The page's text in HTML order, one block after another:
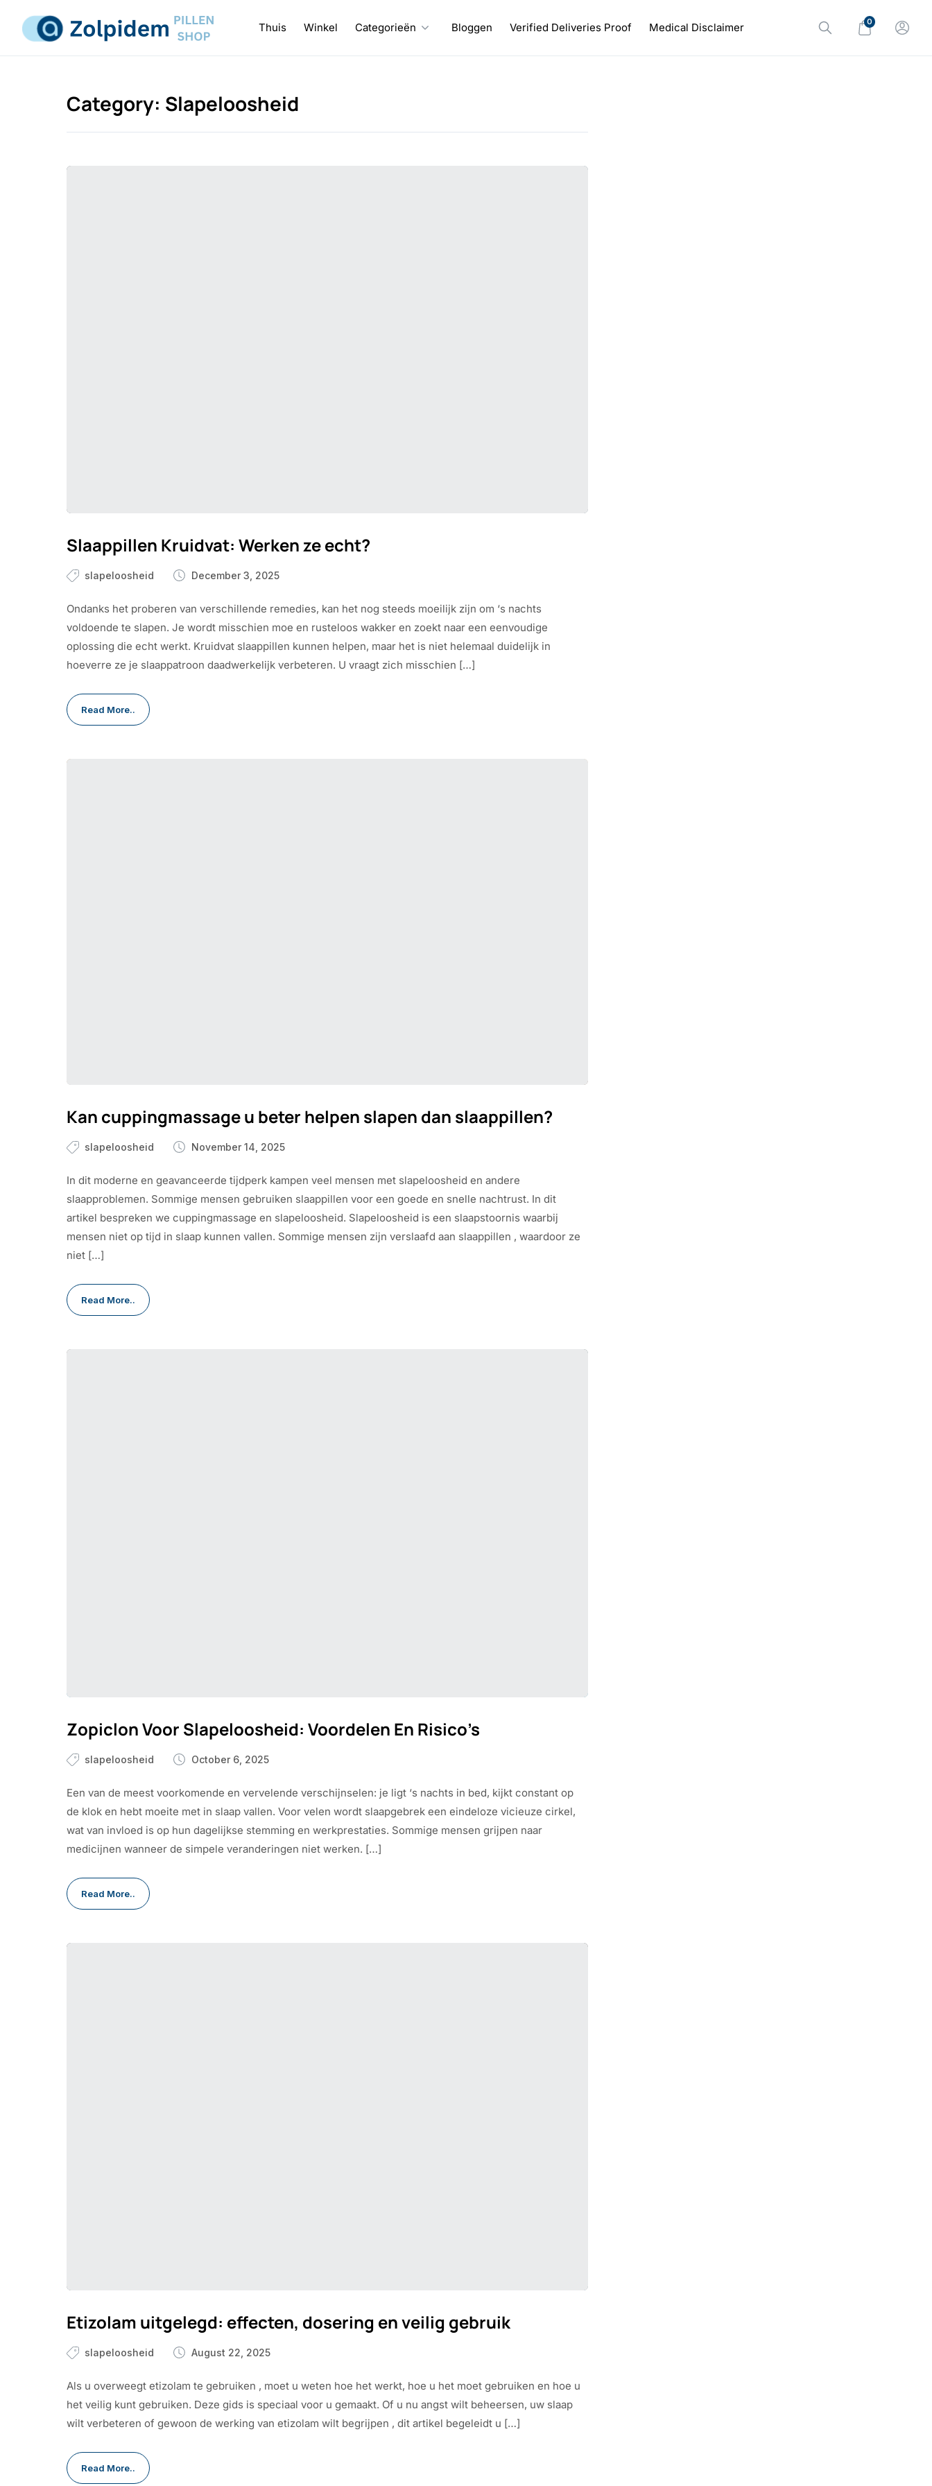
content
Thuis Winkel Categorieën Bloggen Verified Deliveries Proof Medical Disclaimer 0
Category: Slapeloosheid
Slaappillen Kruidvat: Werken ze echt?
slapeloosheid December 3, 2025
Ondanks het proberen van verschillende remedies, kan het nog steeds moeilijk zijn om ‘s nachts
voldoende te slapen. Je wordt misschien moe en rusteloos wakker en zoekt naar een eenvoudige
oplossing die echt werkt. Kruidvat slaappillen kunnen helpen, maar het is niet helemaal duidelijk in
hoeverre ze je slaappatroon daadwerkelijk verbeteren. U vraagt zich misschien […]
Read More..
Kan cuppingmassage u beter helpen slapen dan slaappillen?
slapeloosheid November 14, 2025
In dit moderne en geavanceerde tijdperk kampen veel mensen met slapeloosheid en andere
slaapproblemen. Sommige mensen gebruiken slaappillen voor een goede en snelle nachtrust. In dit
artikel bespreken we cuppingmassage en slapeloosheid. Slapeloosheid is een slaapstoornis waarbij
mensen niet op tijd in slaap kunnen vallen. Sommige mensen zijn verslaafd aan slaappillen , waardoor ze
niet […]
Read More..
Zopiclon Voor Slapeloosheid: Voordelen En Risico’s
slapeloosheid October 6, 2025
Een van de meest voorkomende en vervelende verschijnselen: je ligt ‘s nachts in bed, kijkt constant op
de klok en hebt moeite met in slaap vallen. Voor velen wordt slaapgebrek een eindeloze vicieuze cirkel,
wat van invloed is op hun dagelijkse stemming en werkprestaties. Sommige mensen grijpen naar
medicijnen wanneer de simpele veranderingen niet werken. […]
Read More..
Etizolam uitgelegd: effecten, dosering en veilig gebruik
slapeloosheid August 22, 2025
Als u overweegt etizolam te gebruiken , moet u weten hoe het werkt, hoe u het moet gebruiken en hoe u
het veilig kunt gebruiken. Deze gids is speciaal voor u gemaakt. Of u nu angst wilt beheersen, uw slaap
wilt verbeteren of gewoon de werking van etizolam wilt begrijpen , dit artikel begeleidt u […]
Read More..